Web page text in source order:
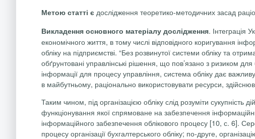
Метою статті є дослідження теоретико-методичних засад
Викладення основного матеріалу дослідження. Інтеграція
економічного життя, в тому числі відповідного коригування
обліку на підприємстві. “Без розвинутої системи обліку та
обґрунтовані управлінські рішення, що пов’язано з ризиком
інформації для процесу управління, система обліку дає
в майбутньому, раціонально використовувати ресурси,
Таким чином, під організацією обліку слід розуміти сукупність
функціонування якої спрямоване на забезпечення
інформаційного забезпечення облікового процесу [10, с. 6].
процесу організації бухгалтерського обліку; по-друге,